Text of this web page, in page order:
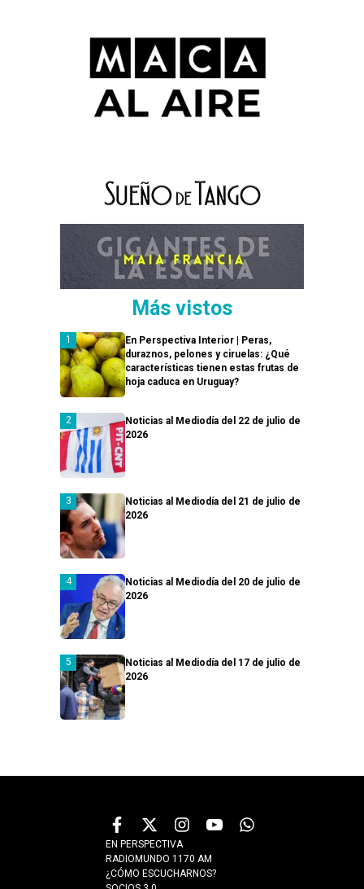
Más vistos
En Perspectiva Interior | Peras,
duraznos, pelones y ciruelas: ¿Qué
características tienen estas frutas de
hoja caduca en Uruguay?
Noticias al Mediodía del 22 de julio de
2026
Noticias al Mediodía del 21 de julio de
2026
Noticias al Mediodía del 20 de julio de
2026
Noticias al Mediodía del 17 de julio de
2026
EN PERSPECTIVA
RADIOMUNDO 1170 AM
¿CÓMO ESCUCHARNOS?